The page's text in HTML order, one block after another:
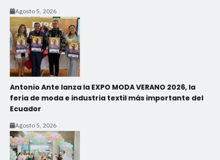
Agosto 5, 2026
Antonio Ante lanza la EXPO MODA VERANO 2026, la
feria de moda e industria textil más importante del
Ecuador
Agosto 5, 2026